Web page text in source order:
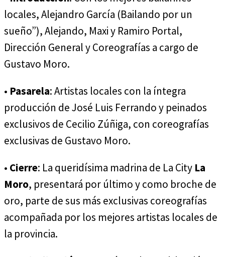
locales, Alejandro García (Bailando por un
sueño”), Alejando, Maxi y Ramiro Portal,
Dirección General y Coreografías a cargo de
Gustavo Moro.
• Pasarela: Artistas locales con la íntegra
producción de José Luis Ferrando y peinados
exclusivos de Cecilio Zúñiga, con coreografías
exclusivas de Gustavo Moro.
• Cierre: La queridísima madrina de La City La
Moro, presentará por último y como broche de
oro, parte de sus más exclusivas coreografías
acompañada por los mejores artistas locales de
la provincia.